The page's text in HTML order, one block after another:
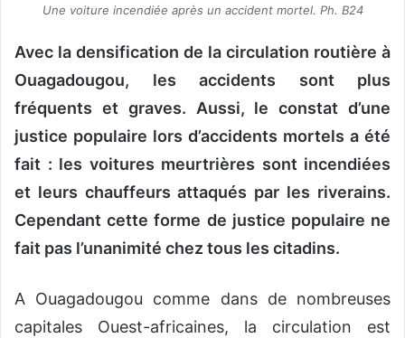
Une voiture incendiée après un accident mortel. Ph. B24
Avec la densification de la circulation routière à
Ouagadougou, les accidents sont plus
fréquents et graves. Aussi, le constat d’une
justice populaire lors d’accidents mortels a été
fait : les voitures meurtrières sont incendiées
et leurs chauffeurs attaqués par les riverains.
Cependant cette forme de justice populaire ne
fait pas l’unanimité chez tous les citadins.
A Ouagadougou comme dans de nombreuses
capitales Ouest-africaines, la circulation est